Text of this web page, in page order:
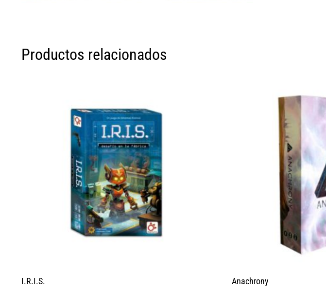
Productos relacionados
I.R.I.S. Anachrony